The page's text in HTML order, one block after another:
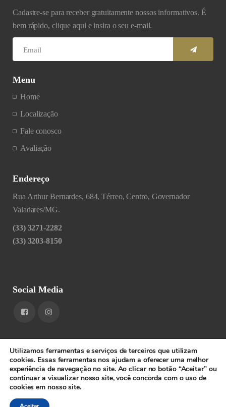
Cadastre-se para receber gratuitamente nossos informativos. É
bem rápido, clique aqui e insira o seu e-mail.
Menu
Home
Localização
Fale conosco
Avaliação
Endereço
Rua Arthur Bernardes, 684, Térreo, Centro, Governador
Valadares/MG.
(33) 3271-2282
(33) 3203-8150
Social Media
1RIGV - CNPJ: 20.685.380/0001-52 - Todos os direitos
Utilizamos ferramentas e serviços de terceiros que utilizam
cookies. Essas ferramentas nos ajudam a oferecer uma melhor
experiência de navegação no site. Ao clicar no botão “Aceitar” ou
continuar a visualizar nosso site, você concorda com o uso de
cookies em nosso site.